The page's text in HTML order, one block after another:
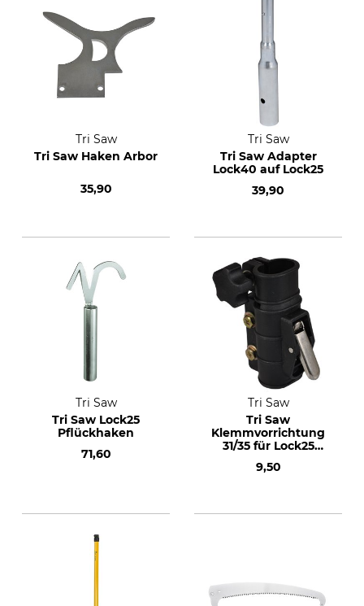
Tri Saw
Tri Saw Haken Arbor
35,90
Tri Saw
Tri Saw Adapter
Lock40 auf Lock25
39,90
Tri Saw
Tri Saw Lock25
Pflückhaken
71,60
Tri Saw
Tri Saw
Klemmvorrichtung
31/35 für Lock25
Teleskopgestänge
9,50